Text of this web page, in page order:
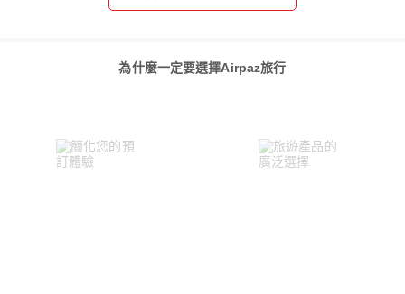
為什麼一定要選擇Airpaz旅行